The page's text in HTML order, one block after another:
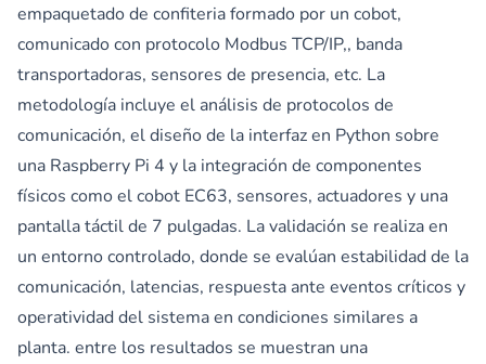
empaquetado de confiteria formado por un cobot,
comunicado con protocolo Modbus TCP/IP,, banda
transportadoras, sensores de presencia, etc. La
metodología incluye el análisis de protocolos de
comunicación, el diseño de la interfaz en Python sobre
una Raspberry Pi 4 y la integración de componentes
físicos como el cobot EC63, sensores, actuadores y una
pantalla táctil de 7 pulgadas. La validación se realiza en
un entorno controlado, donde se evalúan estabilidad de la
comunicación, latencias, respuesta ante eventos críticos y
operatividad del sistema en condiciones similares a
planta. entre los resultados se muestran una